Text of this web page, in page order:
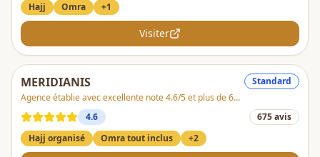
Hajj
Omra +1
Visiter
MERIDIANIS
Agence établie avec excellente note 4.6/5 et plus de 600
avis clients satisfaits
Standard
4.6 675avis
Hajj organisé
Omra tout inclus +2